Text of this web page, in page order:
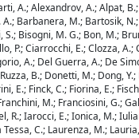
A.; Alexandrov, A.; Alpat,
A.; Barbanera, M.; Bartosik,
S.; Bisogni, M. G.; Bon, M.;
P.; Ciarrocchi, E.; Clozza, A.;
A.; Del Guerra, A.; De
B.; Donetti, M.; Dong,
E.; Finck, C.; Fiorina, E.;
M.; Franciosini, G.;
R.; Iarocci, E.; Ionica, M.;
Tessa, C.; Laurenza, M.;